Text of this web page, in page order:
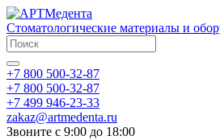
Стоматологические материалы и
+7 800 500-32-87
+7 800 500-32-87
+7 499 946-23-33
zakaz@artmedenta.ru
Звоните с 9:00 до 18:00